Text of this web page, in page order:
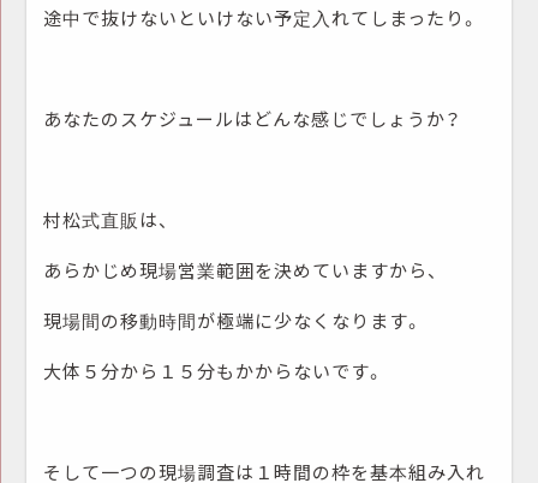
途中で抜けないといけない予定入れてしまったり。
あなたのスケジュールはどんな感じでしょうか？
村松式直販は、
あらかじめ現場営業範囲を決めていますから、
現場間の移動時間が極端に少なくなります。
大体５分から１５分もかからないです。
そして一つの現場調査は１時間の枠を基本組み入れ